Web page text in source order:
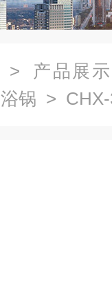
> 产品展示
锅 > CHX-